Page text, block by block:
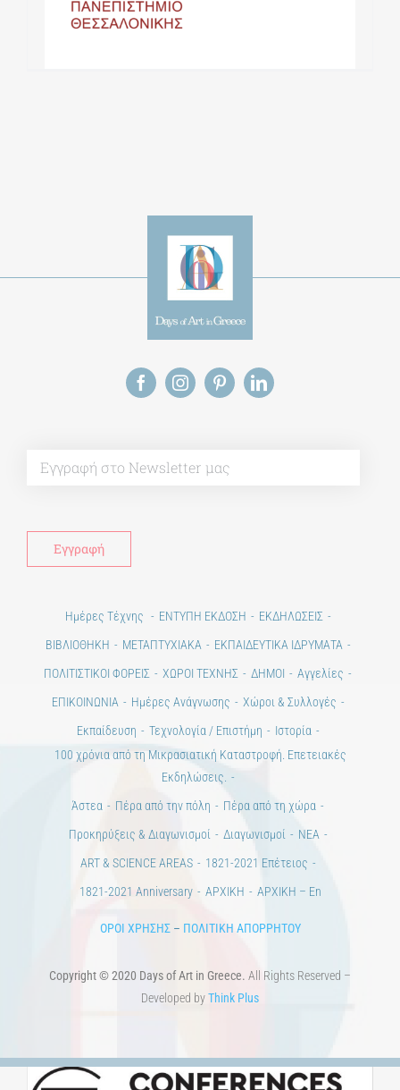
Ημέρες Τέχνης ΕΝΤΥΠΗ ΕΚΔΟΣΗ
ΕΚΔΗΛΩΣΕΙΣ
ΒΙΒΛΙΟΘΗΚΗ
ΜΕΤΑΠΤΥΧΙΑΚΑ
ΕΚΠΑΙΔΕΥΤΙΚΑ ΙΔΡΥΜΑΤΑ
ΠΟΛΙΤΙΣΤΙΚΟΙ ΦΟΡΕΙΣ
ΧΩΡΟΙ ΤΕΧΝΗΣ ΔΗΜΟΙ
Αγγελίες
ΕΠΙΚΟΙΝΩΝΙΑ
Ημέρες Ανάγνωσης
Χώροι & Συλλογές
Εκπαίδευση
Τεχνολογία / Επιστήμη
Ιστορία
100 χρόνια από τη Μικρασιατική Καταστροφή. Επετειακές
Εκδηλώσεις.
Άστεα
Πέρα από την πόλη
Πέρα από τη χώρα
Προκηρύξεις & Διαγωνισμοί
Διαγωνισμοί
ΝΕΑ
ART & SCIENCE AREAS
1821-2021 Επέτειος
1821-2021 Anniversary
ΑΡΧΙΚΗ ΑΡΧΙΚΗ – En
ΟΡΟΙ ΧΡΗΣΗΣ– ΠΟΛΙΤΙΚΗ ΑΠΟΡΡΗΤΟΥ
Copyright © 2020 Days of Art in Greece. All Rights Reserved –
Developed byThink Plus